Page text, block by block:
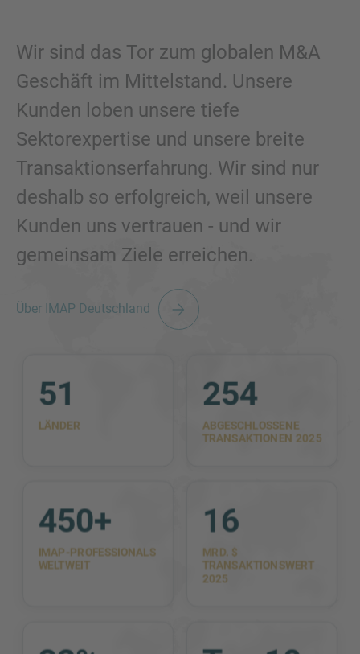
Wir sind das Tor zum globalen M&A
Geschäft im Mittelstand. Unsere
Kunden loben unsere tiefe
Sektorexpertise und unsere breite
Transaktionserfahrung. Wir sind nur
deshalb so erfolgreich, weil unsere
Kunden uns vertrauen - und wir
gemeinsam Ziele erreichen.
Über IMAP Deutschland
51
LÄNDER
254
ABGESCHLOSSENE
TRANSAKTIONEN 2025
450+
IMAP-PROFESSIONALS
WELTWEIT
16
MRD. $
TRANSAKTIONSWERT
2025